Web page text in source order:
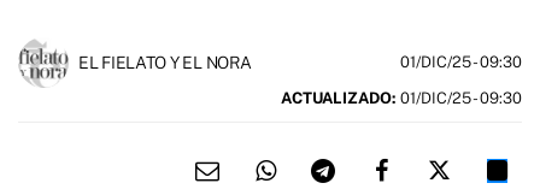
EL FIELATO Y EL NORA 01/DIC/25- 09:30
ACTUALIZADO: 01/DIC/25 - 09:30